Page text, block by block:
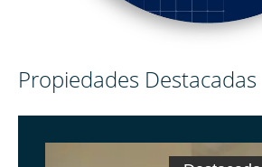
Propiedades Destacadas